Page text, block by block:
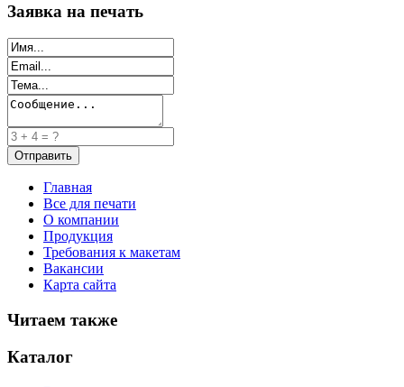
Заявка на печать
Главная
Все для печати
О компании
Продукция
Требования к макетам
Вакансии
Карта сайта
Читаем также
Каталог